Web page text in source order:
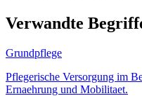
Verwandte
Grundpflege
Pflegerische Versorgung im
Ernaehrung und Mobilitaet.